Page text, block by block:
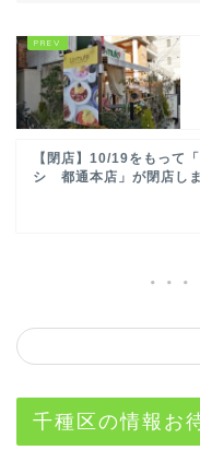
【閉店】10/19をもって
シ 都通本店」が閉店し
千種区の情報お